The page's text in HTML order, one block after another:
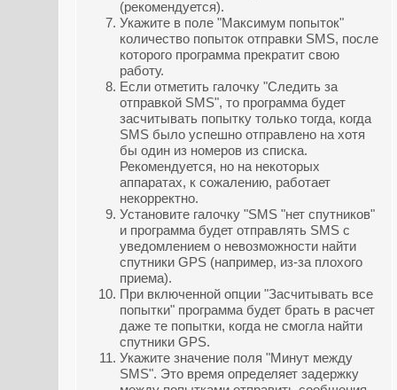
(рекомендуется).
Укажите в поле "Максимум попыток"
количество попыток отправки SMS, после
которого программа прекратит свою
работу.
Если отметить галочку "Следить за
отправкой SMS", то программа будет
засчитывать попытку только тогда, когда
SMS было успешно отправлено на хотя
бы один из номеров из списка.
Рекомендуется, но на некоторых
аппаратах, к сожалению, работает
некорректно.
Установите галочку "SMS "нет спутников"
и программа будет отправлять SMS с
уведомлением о невозможности найти
спутники GPS (например, из-за плохого
приема).
При включенной опции "Засчитывать все
попытки" программа будет брать в расчет
даже те попытки, когда не смогла найти
спутники GPS.
Укажите значение поля "Минут между
SMS". Это время определяет задержку